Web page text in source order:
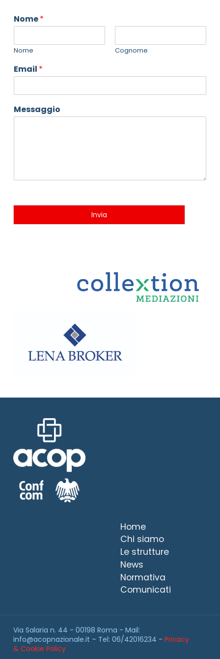
Nome*
Nome Cognome
Email *
Messaggio
Invia
Home
Chi siamo
Le strutture
News
Normativa
Comunicati
Via Salaria n. 44 - 00198 Roma - Mail:
info@acopnazionale.it – Tel: 06/42016234 - Privacy
& Cookie Policy